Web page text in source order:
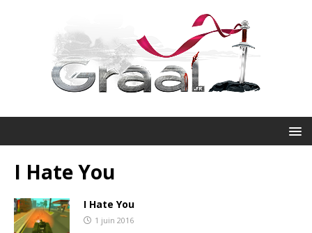
I Hate You
I Hate You
1 juin 2016